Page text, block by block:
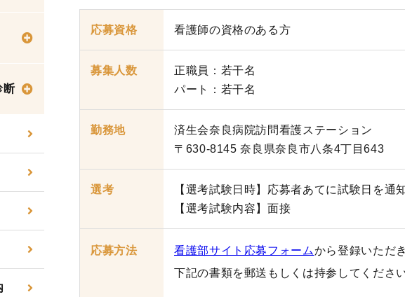
応募資格 看護師の資格のある方
募集人数
正職員：若干名
パート：若干名
勤務地
済生会奈良病院訪問看護ステーション
〒630-8145 奈良県奈良市八条4丁目643
選考
【選考試験日時】応募者あてに試験日を通
【選考試験内容】面接
応募方法 看護部サイト応募フォームから登録いただ
下記の書類を郵送もしくは持参してくださ
断